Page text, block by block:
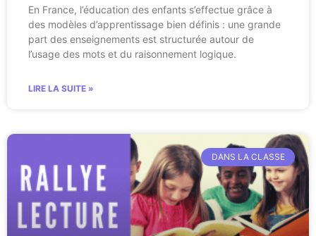
En France, l’éducation des enfants s’effectue grâce à
des modèles d’apprentissage bien définis : une grande
part des enseignements est structurée autour de
l’usage des mots et du raisonnement logique.
LIRE LA SUITE »
DANS LA CLASSE